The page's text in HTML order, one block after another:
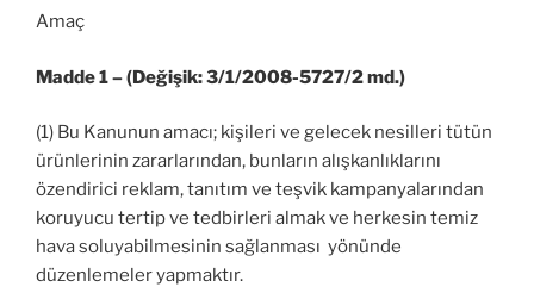
Amaç
Madde 1 – (Değişik: 3/1/2008-5727/2 md.)
(1) Bu Kanunun amacı; kişileri ve gelecek nesilleri tütün
ürünlerinin zararlarından, bunların alışkanlıklarını
özendirici reklam, tanıtım ve teşvik kampanyalarından
koruyucu tertip ve tedbirleri almak ve herkesin temiz
hava soluyabilmesinin sağlanması yönünde
düzenlemeler yapmaktır.